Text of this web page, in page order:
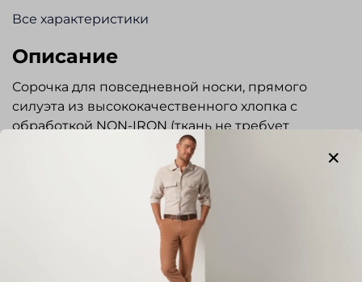
Все характеристики
Описание
Сорочка для повседневной носки, прямого
силуэта из высококачественного хлопка с
обработкой NON-IRON (ткань не требует
глажения). На спинке два защипа. Нагрудный
карман. Прекрасно сочетается с классическими
костюмами. Отлично подходит для
торжественных мероприятий.